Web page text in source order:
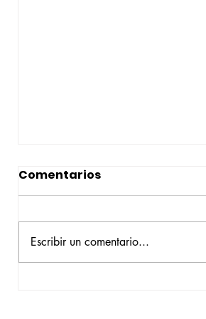
Comentarios
Escribir un comentario...